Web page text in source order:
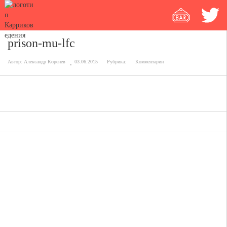
prison-mu-lfc
Автор: Александр Коренев 03.06.2015 Рубрика: Комментарии